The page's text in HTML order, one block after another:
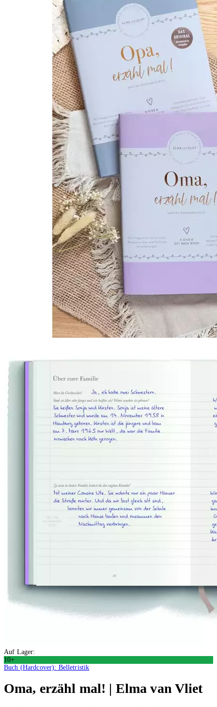
Auf Lager:
10+
Buch (Hardcover): Belletristik
Oma, erzähl mal! | Elma van Vliet